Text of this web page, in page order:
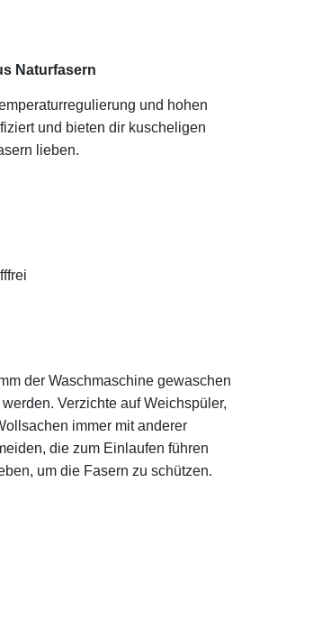
Naturfasern
und hohen
und bieten dir kuscheligen
lieben.
der Waschmaschine gewaschen
Verzichte auf Weichspüler,
immer mit anderer
die zum Einlaufen führen
um die Fasern zu schützen.